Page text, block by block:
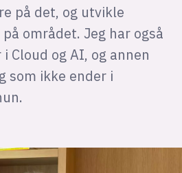
på det, og utvikle
området. Jeg har også
Cloud og AI, og annen
som ikke ender i